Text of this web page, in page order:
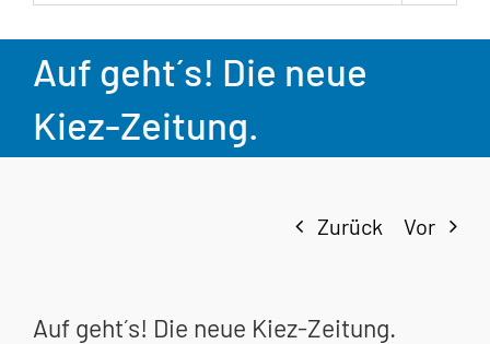
Auf geht´s! Die neue
Kiez-Zeitung.
Zurück Vor
Auf geht´s! Die neue Kiez-Zeitung.